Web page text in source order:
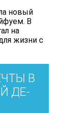
новый
В
на
жизни с
В
ДЕ-